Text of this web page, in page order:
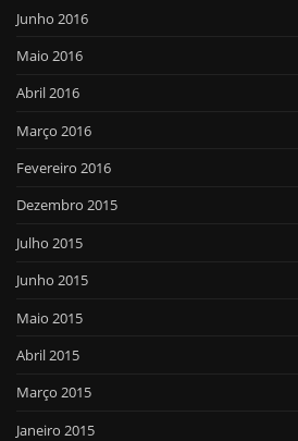
Junho 2016
Maio 2016
Abril 2016
Março 2016
Fevereiro 2016
Dezembro 2015
Julho 2015
Junho 2015
Maio 2015
Abril 2015
Março 2015
Janeiro 2015